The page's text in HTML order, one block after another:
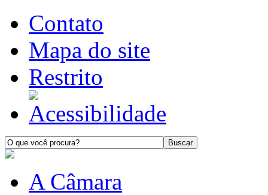
Contato
Mapa do site
Restrito
A Câmara